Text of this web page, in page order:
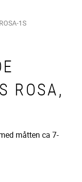
1S
ROSA,
måtten ca 7-